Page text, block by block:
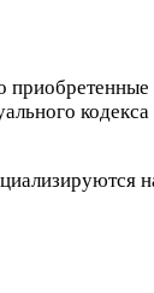
приобретенные